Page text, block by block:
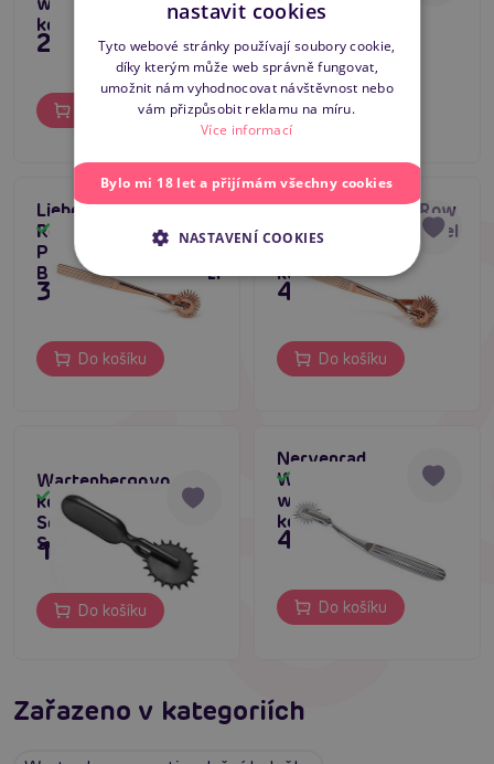
kolečko
249 Kč
Do košíku
Wartenbergovo
kolečko s jedním
kotoučem
249 Kč
Do košíku
Liebe Seele Three-
Row Wartenberg
Pinwheel (Rose Gold),
BDSM kolečko na kůži
395 Kč
Do košíku
Liebe Seele Five-Row
Wartenberg Pinwheel
(Rose Gold), BDSM
kolečko na kůži
Skladem
495 Kč
Do košíku
Wartenbergovo
kolečko Master
Series Lil Devil Mini
Sensation Wheel
Skladem
195 Kč
Do košíku
Nervenrad
Wartenberg Wheel,
wartengergovo
kolečko
495 Kč
Do košíku
Zařazeno v kategoriích
ENGLISH
nastavit cookies
Tyto webové stránky používají soubory cookie,
díky kterým může web správně fungovat,
umožnit nám vyhodnocovat návštěvnost nebo
vám přizpůsobit reklamu na míru.
Více informací
Bylo mi 18 let a přijímám všechny cookies
NASTAVENÍ COOKIES